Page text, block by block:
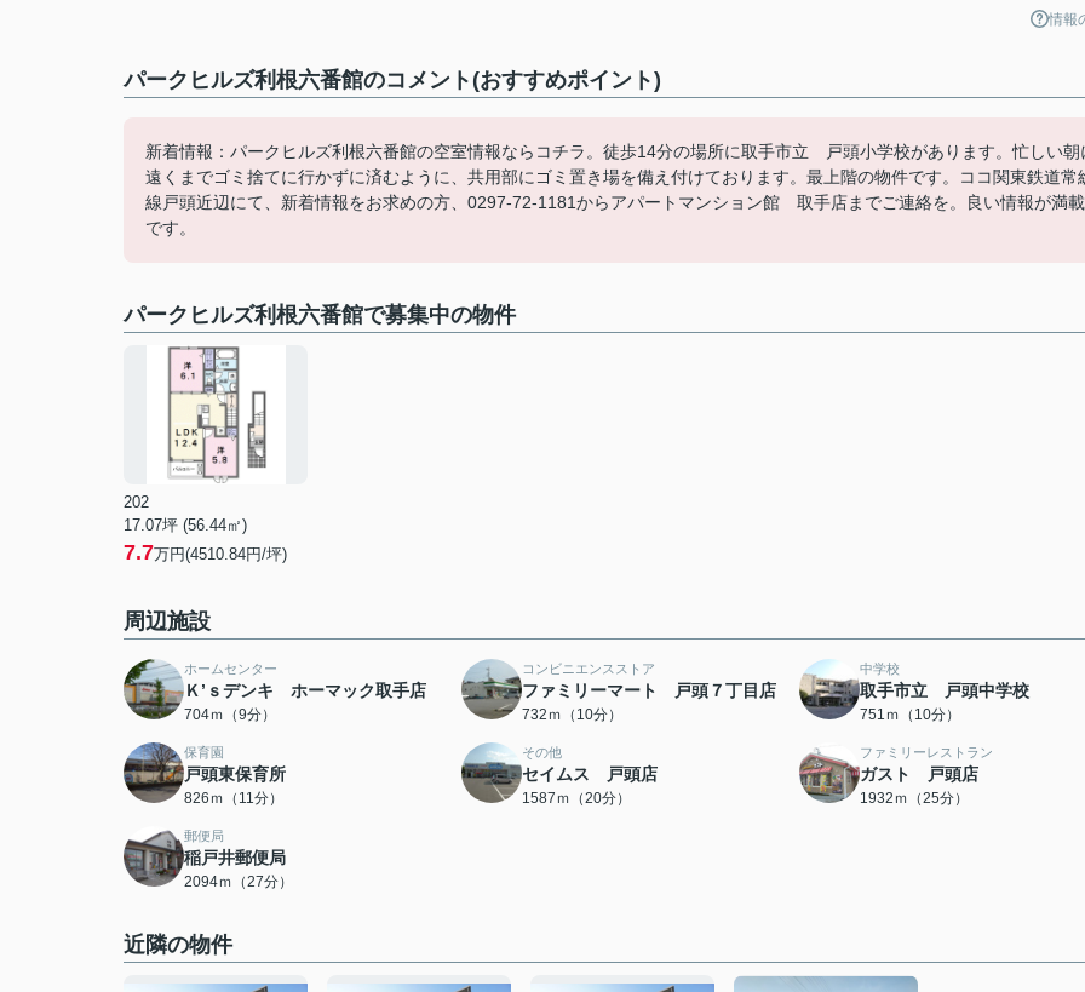
情報
パークヒルズ利根六番館のコメント(おすすめポイント)
新着情報：パークヒルズ利根六番館の空室情報ならコチラ。徒歩14分の場所に取手市立 戸頭小学校があります。忙しい朝
遠くまでゴミ捨てに行かずに済むように、共用部にゴミ置き場を備え付けております。最上階の物件です。ココ関東鉄道常
線戸頭近辺にて、新着情報をお求めの方、0297-72-1181からアパートマンション館 取手店までご連絡を。良い情報が満載
です。
パークヒルズ利根六番館で募集中の物件
202
17.07坪 (56.44㎡)
7.7万円(4510.84円/坪)
周辺施設
ホームセンター
Ｋ’ｓデンキ ホーマック取手店
704ｍ（9分）
コンビニエンスストア
ファミリーマート 戸頭７丁目店
732ｍ（10分）
中学校
取手市立 戸頭中学校
751ｍ（10分）
保育園
戸頭東保育所
826ｍ（11分）
その他
セイムス 戸頭店
1587ｍ（20分）
ファミリーレストラン
ガスト 戸頭店
1932ｍ（25分）
郵便局
稲戸井郵便局
2094ｍ（27分）
近隣の物件